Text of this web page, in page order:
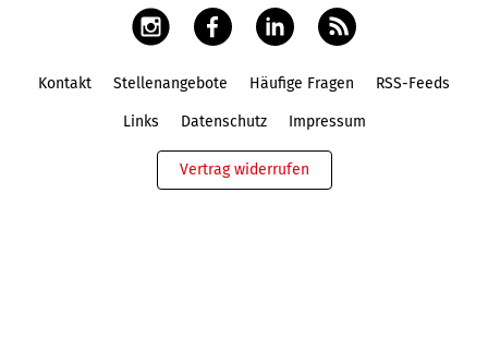
Kontakt Stellenangebote Häufige Fragen RSS-Feeds
Links Datenschutz Impressum
Vertrag widerrufen